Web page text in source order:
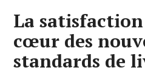
La
cœur des
standards de